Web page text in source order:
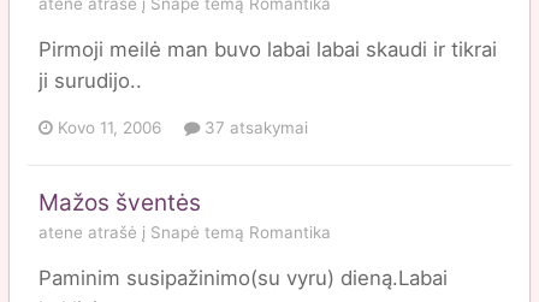
Pirmoji meilė man buvo labai labai skaudi ir tikrai
ji surudijo..
Kovo 11, 2006 37 atsakymai
Mažos šventės
atene atrašė į Snapė temą Romantika
Paminim susipažinimo(su vyru) dieną.Labai